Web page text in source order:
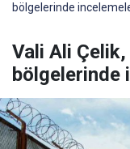
bölgelerinde
Vali Ali Çelik,
bölgelerinde